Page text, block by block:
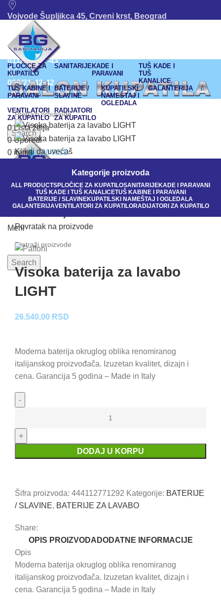
Vojvode Šupljikca 45, Crveni krst, Beograd
011/380-80-12
011/245-42-43
063/21-42-42
011 245-42-43
063/21-42-42
Search
PLOČICE ZA
KUPATILO
SANITARIJEKADE I
PARAVANI
TUŠ KADE I
TUŠ
KANALICE
TUŠ KABINE I
PARAVANI
BATERIJE /
SLAVINE
KUPATILSKI
NAMEŠTAJ I
OGLEDALA
GALANTERIJA
VENTILATORI
ZA KUPATILO
RADIJATORI
ZA KUPATILO
0Lista želja
0 Uporedi
0 items 0,00RSD
Kategorije proizvoda
ALL PRODUCTSPLOČICE ZA KUPATILOSANITARIJEKADE I PARAVANI
TUŠ KADE I TUŠ KANALICETUŠ KABINE I PARAVANI
BATERIJE / SLAVINEKUPATILSKI NAMEŠTAJ I OGLEDALA
GALANTERIJAVENTILATORI ZA KUPATILORADIJATORI ZA KUPATILO
Meni
Search
Klikni da uvećaš
Početna
BATERIJE / SLAVINE
BATERIJE ZA LAVABO
Povratak na proizvode
Visoka baterija za lavabo
LIGHT
26.540,00 RSD
Moderna baterija okruglog oblika renomiranog
italijanskog proizvođača. Izuzetan kvalitet, dizajn i
cena. Garancija 5 godina – Made in Italy
za
DODAJ U KORPU
Šifra proizvoda: 444112771292 Kategorije: BATERIJE
/ SLAVINE, BATERIJE ZA LAVABO
Share:
OPIS PROIZVODA DODATNE INFORMACIJE
Opis
Moderna baterija okruglog oblika renomiranog
italijanskog proizvođača. Izuzetan kvalitet, dizajn i
cena. Garancija 5 godina – Made in Italy